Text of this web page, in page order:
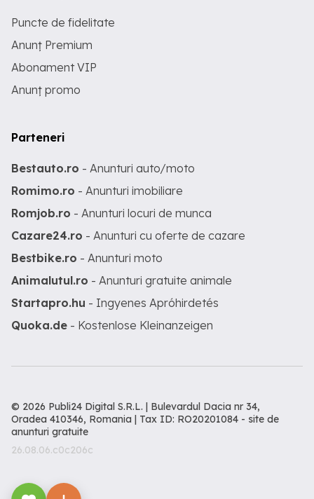
Puncte de fidelitate
Anunț Premium
Abonament VIP
Anunț promo
Parteneri
Bestauto.ro - Anunturi auto/moto
Romimo.ro - Anunturi imobiliare
Romjob.ro - Anunturi locuri de munca
Cazare24.ro - Anunturi cu oferte de cazare
Bestbike.ro - Anunturi moto
Animalutul.ro - Anunturi gratuite animale
Startapro.hu - Ingyenes Apróhirdetés
Quoka.de - Kostenlose Kleinanzeigen
© 2026 Publi24 Digital S.R.L. | Bulevardul Dacia nr 34,
Oradea 410346, Romania | Tax ID: RO20201084 - site de
anunturi gratuite
26.08.06.c0c206c